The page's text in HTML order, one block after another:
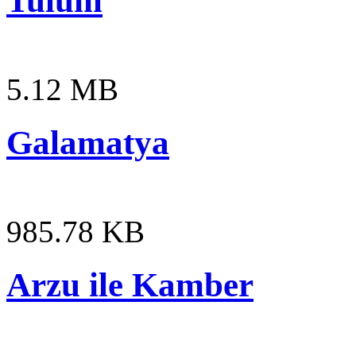
5.12 MB
Galamatya
985.78 KB
Arzu ile Kamber